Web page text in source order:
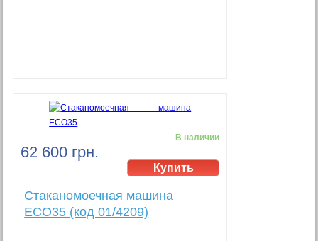
62 600 грн.
В наличии
Стаканомоечная машина
ECO35 (код 01/4209)